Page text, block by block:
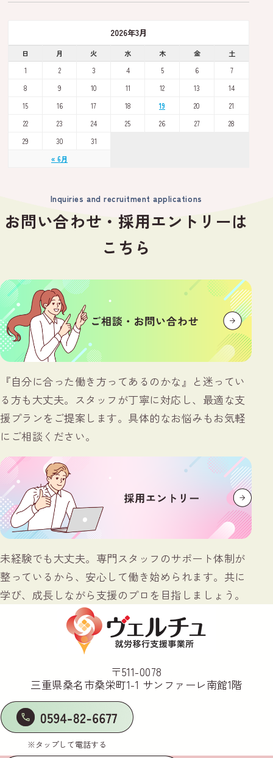
2026年3月
日 月 火 水 木 金 土
« 6月
1 2 3 4 5 6
7
8
9 10 11 12 13
14
15
16 17 18 19 20
21
22
23 24 25 26 27
28
29
30 31
Inquiries and recruitment applications
お問い合わせ・採用エントリーは
こちら
『自分に合った働き方ってあるのかな』と迷ってい
る方も大丈夫。スタッフが丁寧に対応し、最適な支
援プランをご提案します。具体的なお悩みもお気軽
にご相談ください。
未経験でも大丈夫。専門スタッフのサポート体制が
整っているから、安心して働き始められます。共に
学び、成長しながら支援のプロを目指しましょう。
〒511-0078
三重県桑名市桑栄町1-1 サンファーレ南館1階
※タップして電話する